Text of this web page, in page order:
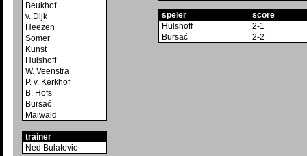
Beukhof
v. Dijk
Heezen
Somer
Kunst
Hulshoff
W. Veenstra
P. v. Kerkhof
B. Hofs
Bursać
Maiwald
trainer
Ned Bulatovic
speler
score
Hulshoff
2-1
Bursać
2-2